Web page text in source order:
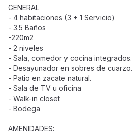
GENERAL
- 4 habitaciones (3 + 1 Servicio)
- 3.5 Baños
-220m2
- 2 niveles
- Sala, comedor y cocina integrados.
- Desayunador en sobres de cuarzo.
- Patio en zacate natural.
- Sala de TV u oficina
- Walk-in closet
- Bodega
AMENIDADES: